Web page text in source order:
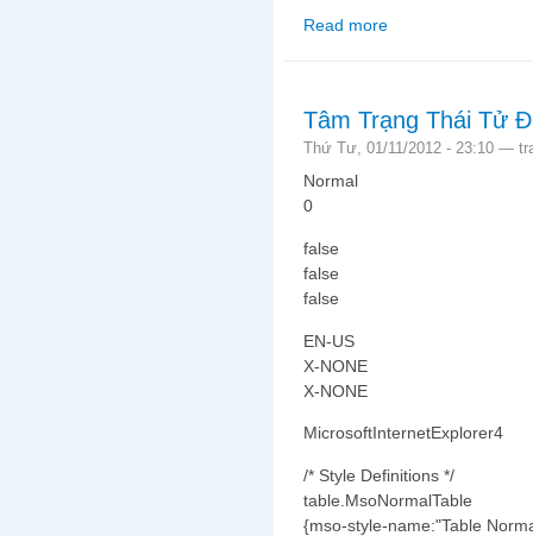
Read more
Tâm Trạng Thái Tử
Thứ Tư, 01/11/2012 - 23:10 —
Normal
0
false
false
false
EN-US
X-NONE
X-NONE
MicrosoftInternetExplorer4
/* Style Definitions */
table.MsoNormalTable
{mso-style-name:"Table